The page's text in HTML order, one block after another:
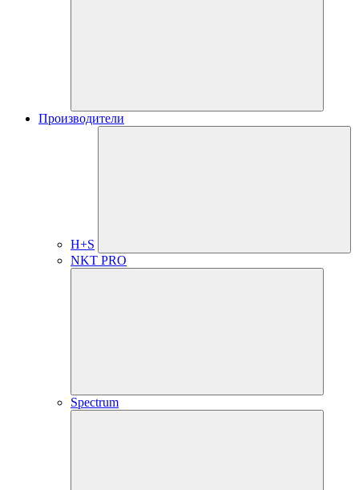
Производители
H+S
NKT PRO
Spectrum